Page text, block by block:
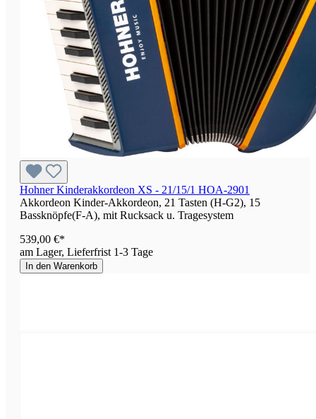
Hohner Kinderakkordeon XS - 21/15/1 HOA-2901
Akkordeon Kinder-Akkordeon, 21 Tasten (H-G2), 15
Bassknöpfe(F-A), mit Rucksack u. Tragesystem
539,00 €*
am Lager, Lieferfrist 1-3 Tage
In den Warenkorb